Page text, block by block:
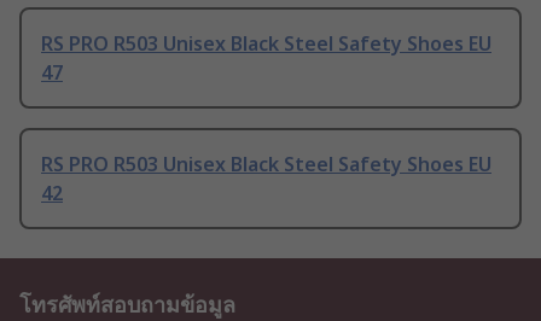
RS PRO R503 Unisex Black Steel Safety Shoes EU
47
RS PRO R503 Unisex Black Steel Safety Shoes EU
42
โทรศัพท์สอบถามข้อมูล